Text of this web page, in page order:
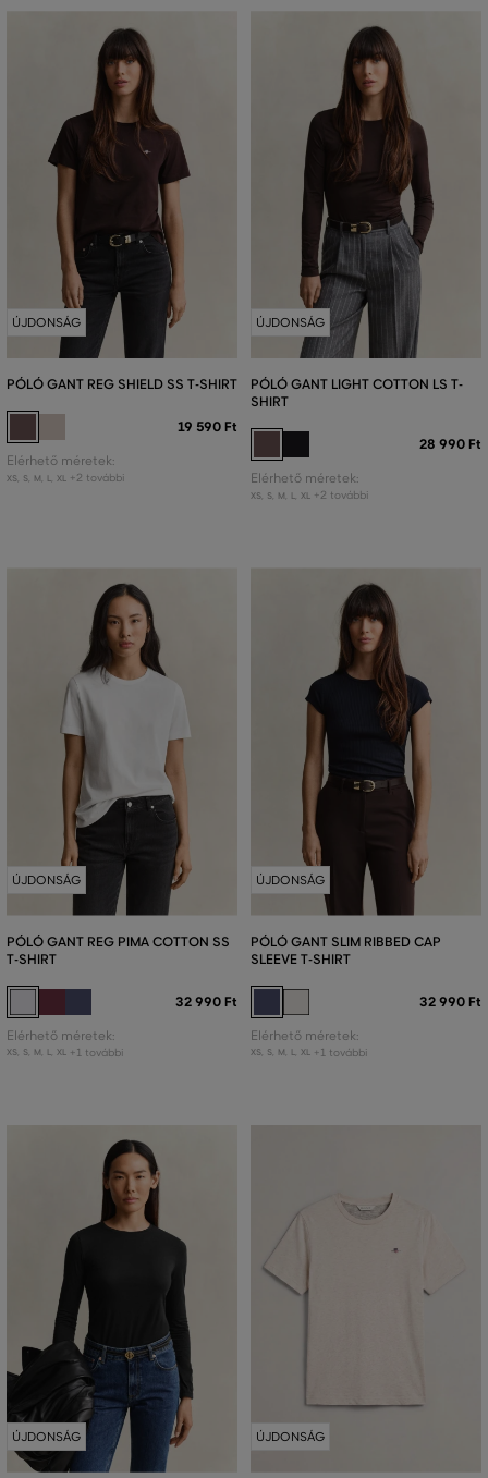
ÚJDONSÁG
PÓLÓ GANT REG SHIELD SS T-SHIRT
19 590 Ft
Elérhető méretek:
XS, S, M L XL +2 további
ÚJDONSÁG
PÓLÓ GANT LIGHT COTTON LS T-
SHIRT
28 990 Ft
Elérhető méretek:
XS, S, M L XL +2 további
ÚJDONSÁG
PÓLÓ GANT REG PIMA COTTON SS
T-SHIRT
32 990 Ft
Elérhető méretek:
XS, S, M L, XL +1 további
ÚJDONSÁG
PÓLÓ GANT SLIM RIBBED CAP
SLEEVE T-SHIRT
32 990 Ft
Elérhető méretek:
XS, S, M L, XL +1 további
ÚJDONSÁG ÚJDONSÁG